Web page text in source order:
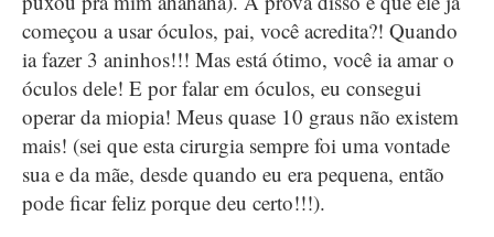
começou a usar óculos, pai, você acredita?! Quando
ia fazer 3 aninhos!!! Mas está ótimo, você ia amar o
óculos dele! E por falar em óculos, eu consegui
operar da miopia! Meus quase 10 graus não existem
mais! (sei que esta cirurgia sempre foi uma vontade
sua e da mãe, desde quando eu era pequena, então
pode ficar feliz porque deu certo!!!).